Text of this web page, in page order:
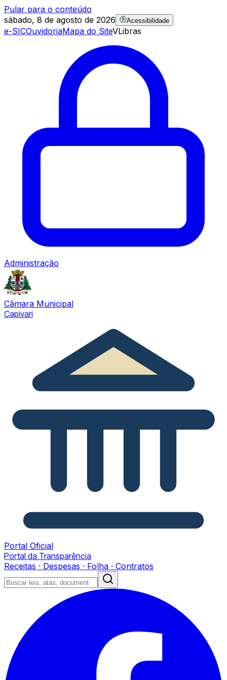
Pular para o conteúdo
sábado, 8 de agosto de 2026
Acessibilidade
e-SICOuvidoriaMapa do SiteVLibras
Administração
Câmara Municipal
Capivari
Portal Oficial
Portal da Transparência
Receitas · Despesas · Folha · Contratos